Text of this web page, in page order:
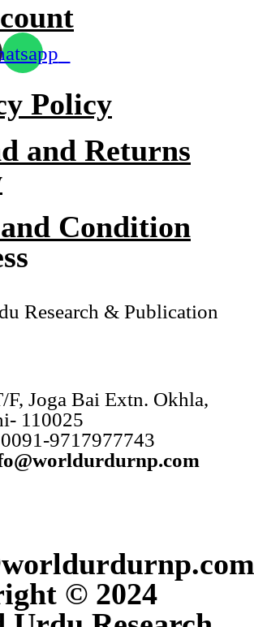
Policy
and Returns
Condition
Research & Publication
F, Joga Bai Extn. Okhla,
110025
9717977743
© 2024